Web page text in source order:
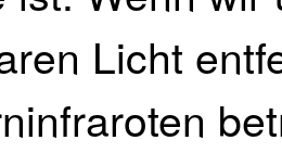
Licht